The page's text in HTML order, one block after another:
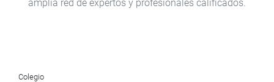
amplia red de expertos y profesionales calificados.
Colegio